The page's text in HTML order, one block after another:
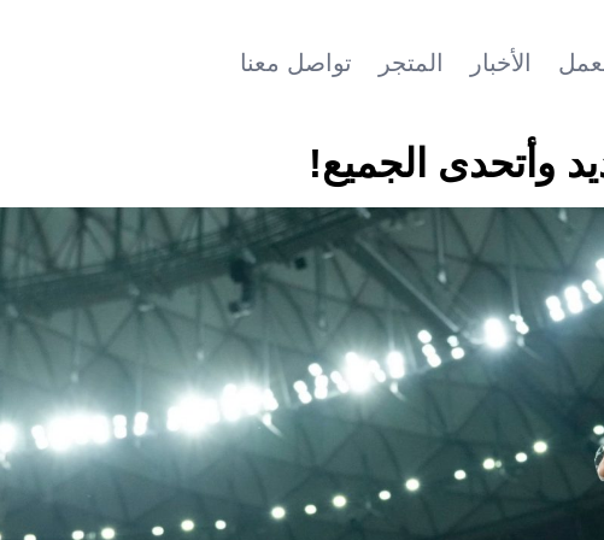
الأخبار المتجر تواصل معنا
وأتحدى الجميع!